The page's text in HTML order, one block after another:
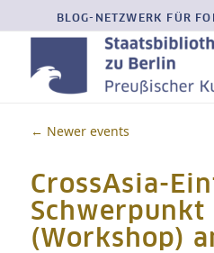
BLOG-NETZWERK FÜR
← Newer events
CrossAsia-
Schwerpunkt
(Workshop)